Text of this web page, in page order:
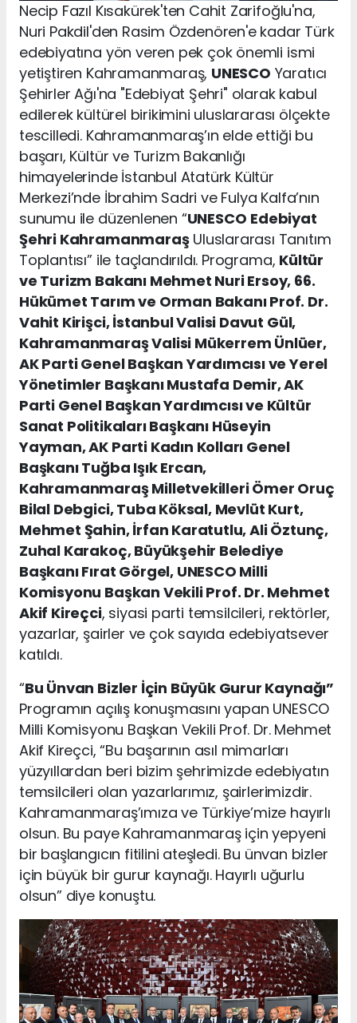
Necip Fazıl Kısakürek'ten Cahit Zarifoğlu'na,
Nuri Pakdil'den Rasim Özdenören'e kadar Türk
edebiyatına yön veren pek çok önemli ismi
yetiştiren Kahramanmaraş, UNESCO Yaratıcı
Şehirler Ağı'na "Edebiyat Şehri" olarak kabul
edilerek kültürel birikimini uluslararası ölçekte
tescilledi. Kahramanmaraş’ın elde ettiği bu
başarı, Kültür ve Turizm Bakanlığı
himayelerinde İstanbul Atatürk Kültür
Merkezi’nde İbrahim Sadri ve Fulya Kalfa’nın
sunumu ile düzenlenen “UNESCO Edebiyat
Şehri KahramanmaraşUluslararası Tanıtım
Toplantısı” ile taçlandırıldı. Programa, Kültür
ve Turizm Bakanı Mehmet Nuri Ersoy, 66.
Hükümet Tarım ve Orman Bakanı Prof. Dr.
Vahit Kirişci, İstanbul Valisi Davut Gül,
Kahramanmaraş Valisi Mükerrem Ünlüer,
AK Parti Genel Başkan Yardımcısı ve Yerel
Yönetimler Başkanı Mustafa Demir, AK
Parti Genel Başkan Yardımcısı ve Kültür
Sanat Politikaları Başkanı Hüseyin
Yayman, AK Parti Kadın Kolları Genel
Başkanı Tuğba Işık Ercan,
Kahramanmaraş Milletvekilleri Ömer Oruç
Bilal Debgici, Tuba Köksal, Mevlüt Kurt,
Mehmet Şahin, İrfan Karatutlu, Ali Öztunç,
Zuhal Karakoç, Büyükşehir Belediye
Başkanı Fırat Görgel, UNESCO Milli
Komisyonu Başkan Vekili Prof. Dr. Mehmet
Akif Kireçci, siyasi parti temsilcileri, rektörler,
yazarlar, şairler ve çok sayıda edebiyatsever
katıldı.
“Bu Ünvan Bizler İçin Büyük Gurur Kaynağı”
Programın açılış konuşmasını yapan UNESCO
Milli Komisyonu Başkan Vekili Prof. Dr. Mehmet
Akif Kireçci, “Bu başarının asıl mimarları
yüzyıllardan beri bizim şehrimizde edebiyatın
temsilcileri olan yazarlarımız, şairlerimizdir.
Kahramanmaraş’ımıza ve Türkiye’mize hayırlı
olsun. Bu paye Kahramanmaraş için yepyeni
bir başlangıcın fitilini ateşledi. Bu ünvan bizler
için büyük bir gurur kaynağı. Hayırlı uğurlu
olsun” diye konuştu.